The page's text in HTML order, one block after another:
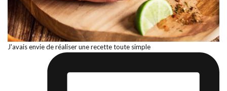
J'avais envie de réaliser une recette toute simple